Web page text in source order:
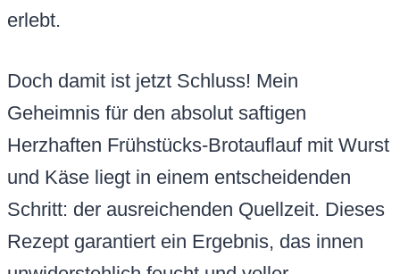
erlebt.
Doch damit ist jetzt Schluss! Mein
Geheimnis für den absolut saftigen
Herzhaften Frühstücks-Brotauflauf mit Wurst
und Käse liegt in einem entscheidenden
Schritt: der ausreichenden Quellzeit. Dieses
Rezept garantiert ein Ergebnis, das innen